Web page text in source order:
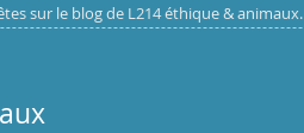
sur le blog de L214 éthique & animaux.